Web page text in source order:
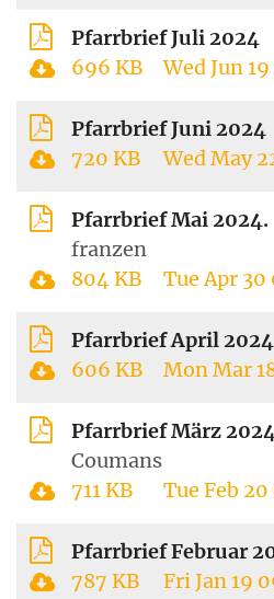
Pfarrbrief Juli 2024
696 KB
Wed Jun
Pfarrbrief Juni 2024
720 KB
Wed May
Pfarrbrief Mai 2024.
franzen
804 KB
Tue Apr 30
Pfarrbrief April 2024
606 KB
Mon Mar
Pfarrbrief März
Coumans
711 KB
Tue Feb
Pfarrbrief Februar
787 KB
Fri Jan 19